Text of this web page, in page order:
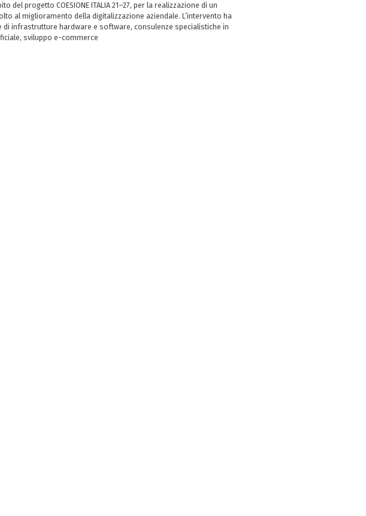
del progetto COESIONE ITALIA 21–27, per la realizzazione di un
al miglioramento della digitalizzazione aziendale. L’intervento ha
di infrastrutture hardware e software, consulenze specialistiche in
sviluppo e-commerce